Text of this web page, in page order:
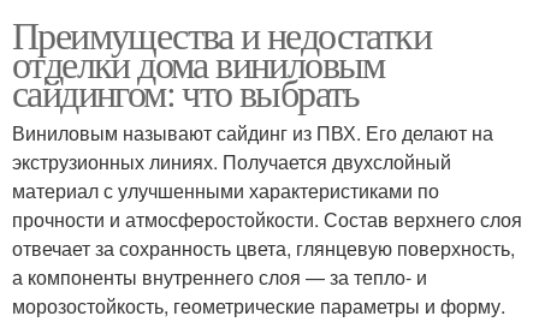
Преимущества и недостатки
отделки дома виниловым
сайдингом: что выбрать
Виниловым называют сайдинг из ПВХ. Его делают на
экструзионных линиях. Получается двухслойный
материал с улучшенными характеристиками по
прочности и атмосферостойкости. Состав верхнего слоя
отвечает за сохранность цвета, глянцевую поверхность,
а компоненты внутреннего слоя — за тепло- и
морозостойкость, геометрические параметры и форму.